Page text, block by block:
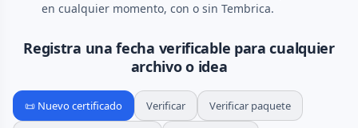
en cualquier momento, con o sin Tembrica.
Registra una fecha verificable para cualquier
archivo o idea
📜 Nuevo certificado Verificar Verificar paquete